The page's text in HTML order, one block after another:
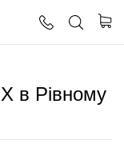
в Рівному